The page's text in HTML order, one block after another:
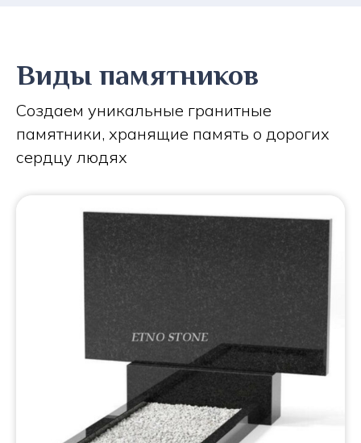
Виды памятников
Создаем уникальные гранитные
памятники, хранящие память о дорогих
сердцу людях